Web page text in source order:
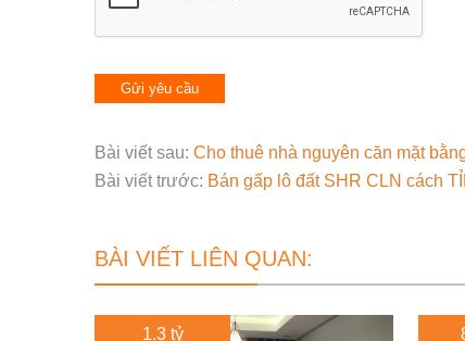
Bài viết sau: Cho thuê nhà nguyên căn mặt
Bài viết trước: Bán gấp lô đất SHR CLN cách
BÀI VIẾT LIÊN QUAN:
1.3 tỷ